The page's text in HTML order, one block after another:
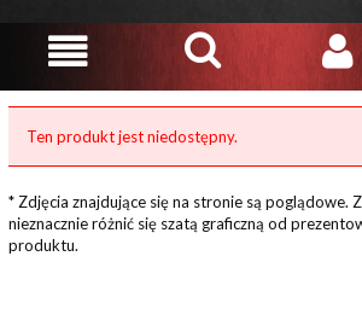
Ten produkt jest niedostępny.
* Zdjęcia znajdujące się na stronie są poglądowe.
nieznacznie różnić się szatą graficzną od
produktu.